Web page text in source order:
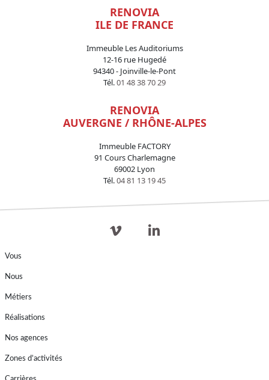
RENOVIA
ILE DE FRANCE
Immeuble Les Auditoriums
12-16 rue Hugedé
94340 - Joinville-le-Pont
Tél.01 48 38 70 29
RENOVIA
AUVERGNE / RHÔNE-ALPES
Immeuble FACTORY
91 Cours Charlemagne
69002 Lyon
Tél.04 81 13 19 45
Vous
Nous
Métiers
Réalisations
Nos agences
Zones d’activités